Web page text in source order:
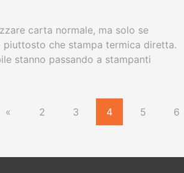
carta normale, ma solo se
che stampa termica diretta.
stanno passando a stampanti
« 2 3 4 5 6